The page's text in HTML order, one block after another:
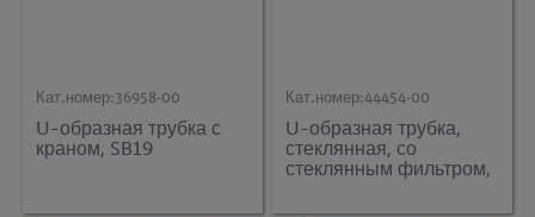
Кат.номер:36958-00
U-образная трубка с
краном, SB19
Кат.номер:44454-00
U-образная трубка,
стеклянная, со
стеклянным фильтром,
расширениями, SB19